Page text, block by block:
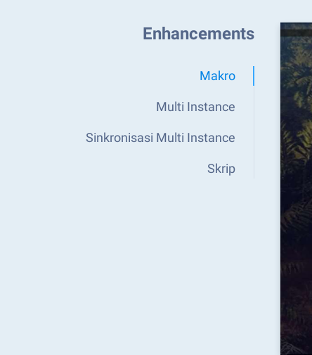
Enhancements
Makro
Multi Instance
Sinkronisasi Multi Instance
Skrip